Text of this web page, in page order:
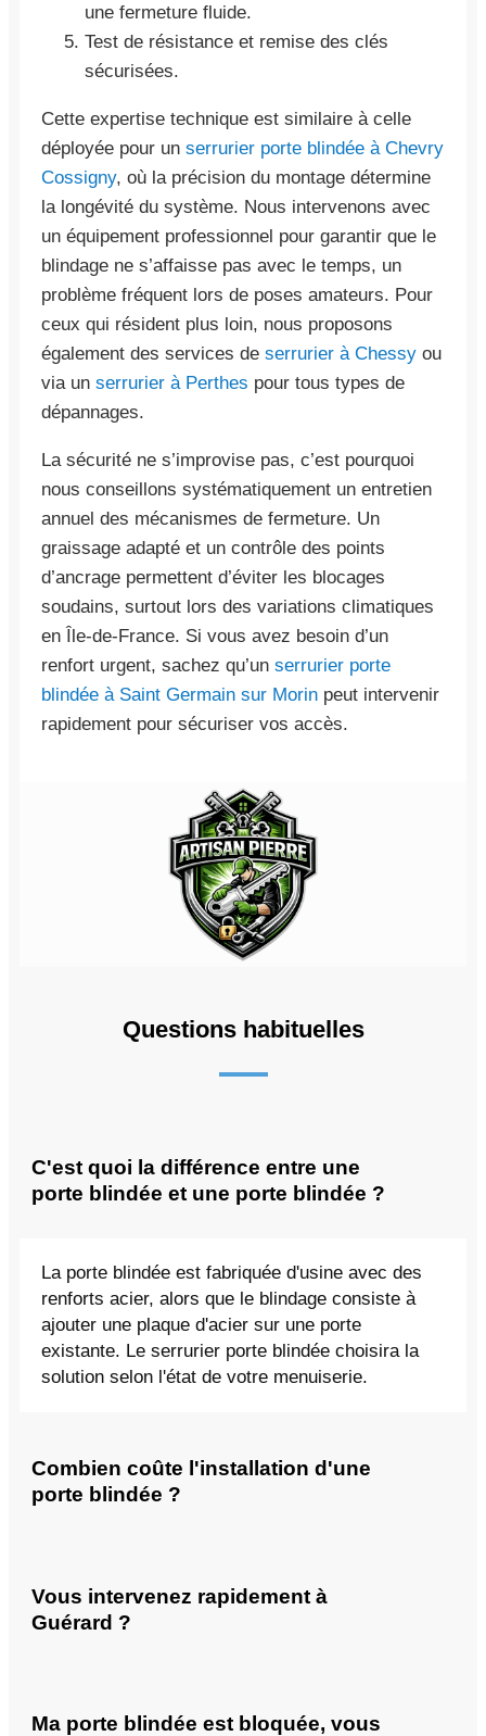
une fermeture fluide.
Test de résistance et remise des clés
sécurisées.
Cette expertise technique est similaire à celle
déployée pour un serrurier porte blindée à Chevry
Cossigny, où la précision du montage détermine
la longévité du système. Nous intervenons avec
un équipement professionnel pour garantir que le
blindage ne s’affaisse pas avec le temps, un
problème fréquent lors de poses amateurs. Pour
ceux qui résident plus loin, nous proposons
également des services de serrurier à Chessy ou
via un serrurier à Perthes pour tous types de
dépannages.
La sécurité ne s’improvise pas, c’est pourquoi
nous conseillons systématiquement un entretien
annuel des mécanismes de fermeture. Un
graissage adapté et un contrôle des points
d’ancrage permettent d’éviter les blocages
soudains, surtout lors des variations climatiques
en Île-de-France. Si vous avez besoin d’un
renfort urgent, sachez qu’un serrurier porte
blindée à Saint Germain sur Morin peut intervenir
rapidement pour sécuriser vos accès.
Questions habituelles
C'est quoi la différence entre une
porte blindée et une porte blindée ?
La porte blindée est fabriquée d'usine avec des
renforts acier, alors que le blindage consiste à
ajouter une plaque d'acier sur une porte
existante. Le serrurier porte blindée choisira la
solution selon l'état de votre menuiserie.
Combien coûte l'installation d'une
porte blindée ?
Vous intervenez rapidement à
Guérard ?
Ma porte blindée est bloquée, vous